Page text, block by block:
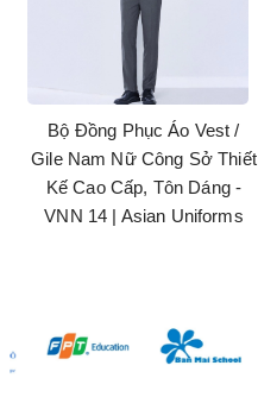
Bộ Đồng Phục Áo Vest /
Gile Nam Nữ Công Sở Thiết
Kế Cao Cấp, Tôn Dáng -
VNN 14 | Asian Uniforms